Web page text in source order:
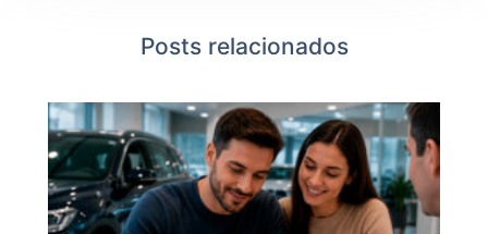
Posts relacionados